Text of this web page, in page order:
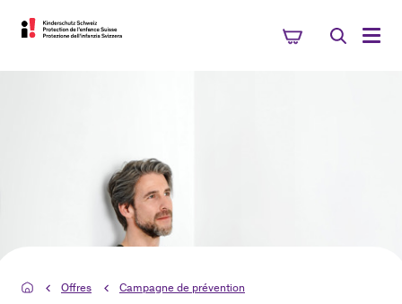
Offres Campagne de prévention